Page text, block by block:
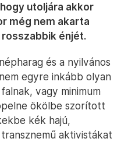
utoljára akkor
még nem akarta
énjét.
és a nyilvános
egyre inkább olyan
vagy minimum
ökölbe szorított
kék hajú,
aktivistákat